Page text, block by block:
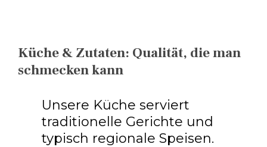
Küche & Zutaten: Qualität, die man
schmecken kann
Unsere Küche serviert
traditionelle Gerichte und
typisch regionale Speisen.